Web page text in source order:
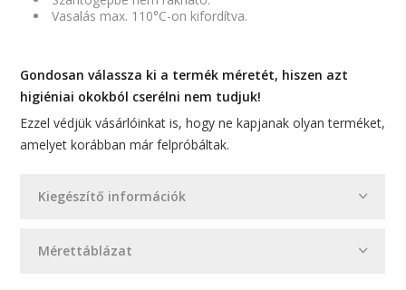
Kiegészítő információk
Mérettáblázat
Vasalás max. 110°C-on kifordítva.
Gondosan válassza ki a termék méretét, hiszen azt
higiéniai okokból cserélni nem tudjuk!
Ezzel védjük vásárlóinkat is, hogy ne kapjanak olyan terméket,
amelyet korábban már felpróbáltak.